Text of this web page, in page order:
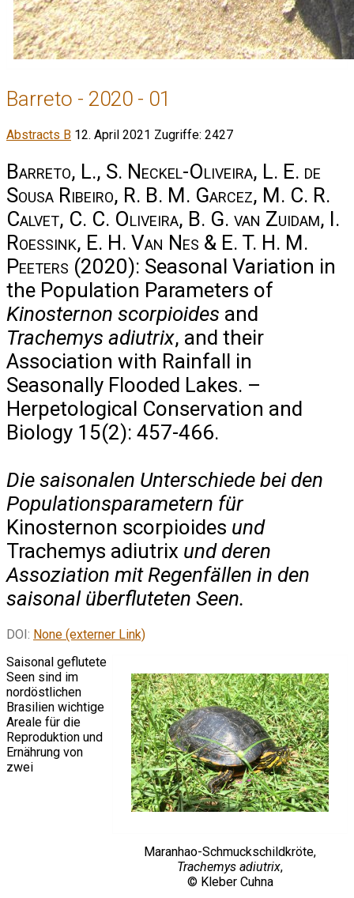
Barreto - 2020 - 01
Abstracts B 12. April 2021 Zugriffe: 2427
Barreto, L., S. Neckel-Oliveira, L. E. de
Sousa Ribeiro, R. B. M. Garcez, M. C. R.
Calvet, C. C. Oliveira, B. G. van Zuidam, I.
Roessink, E. H. Van Nes & E. T. H. M.
Peeters (2020): Seasonal Variation in
the Population Parameters of
Kinosternon scorpioides and
Trachemys adiutrix, and their
Association with Rainfall in
Seasonally Flooded Lakes. –
Herpetological Conservation and
Biology 15(2): 457-466.
Die saisonalen Unterschiede bei den
Populationsparametern für
Kinosternon scorpioides und
Trachemys adiutrix und deren
Assoziation mit Regenfällen in den
saisonal überfluteten Seen.
DOI: None (externer Link)
Maranhao-Schmuckschildkröte,
Trachemys adiutrix,
© Kleber Cuhna
Saisonal geflutete
Seen sind im
nordöstlichen
Brasilien wichtige
Areale für die
Reproduktion und
Ernährung von
zwei